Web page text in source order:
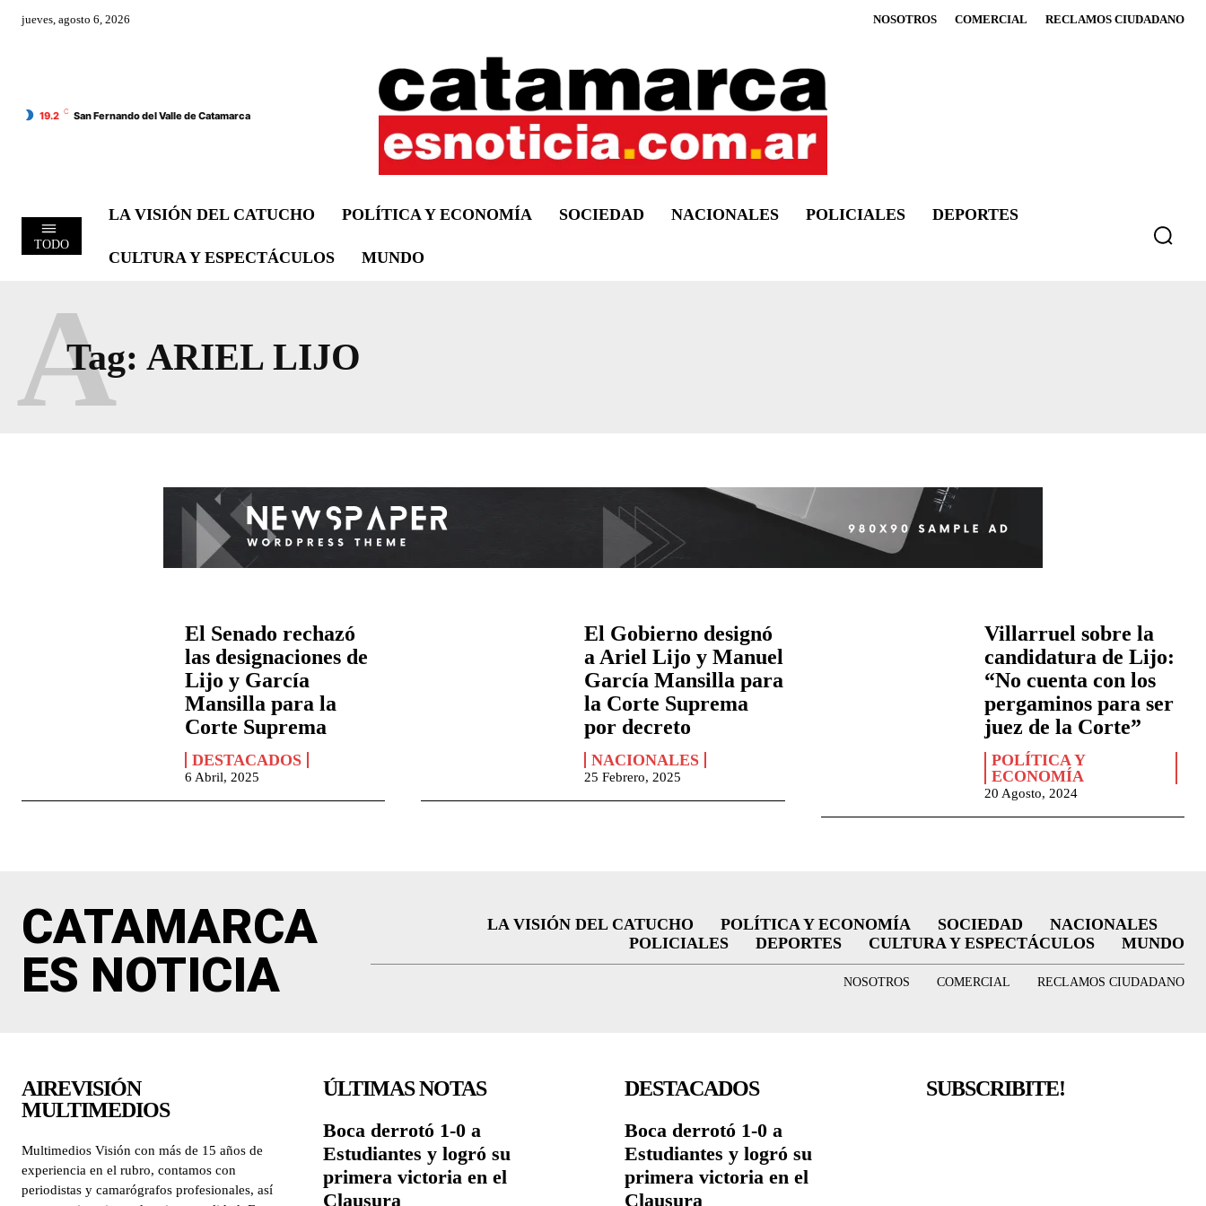
jueves, agosto 6, 2026 NOSOTROS COMERCIAL RECLAMOS CIUDADANO
19.2 C San Fernando del Valle de Catamarca
TODO
LA VISIÓN DEL CATUCHO POLÍTICA Y ECONOMÍA SOCIEDAD NACIONALES POLICIALES DEPORTES
CULTURA Y ESPECTÁCULOS MUNDO
Tag: ARIEL LIJO
A
El Senado rechazó
las designaciones de
Lijo y García
Mansilla para la
Corte Suprema
DESTACADOS
6 Abril, 2025
El Gobierno designó
a Ariel Lijo y Manuel
García Mansilla para
la Corte Suprema
por decreto
NACIONALES
25 Febrero, 2025
Villarruel sobre la
candidatura de Lijo:
“No cuenta con los
pergaminos para ser
juez de la Corte”
POLÍTICA Y
ECONOMÍA
20 Agosto, 2024
CATAMARCA
ES NOTICIA
LA VISIÓN DEL CATUCHO POLÍTICA Y ECONOMÍA SOCIEDAD
NACIONALES
POLICIALES
DEPORTES CULTURA Y ESPECTÁCULOS MUNDO
NOSOTROS COMERCIAL RECLAMOS CIUDADANO
AIREVISIÓN
MULTIMEDIOS
Multimedios Visión con más de 15 años de
experiencia en el rubro, contamos con
periodistas y camarógrafos profesionales, así
ÚLTIMAS NOTAS
Boca derrotó 1-0 a
Estudiantes y logró su
primera victoria en el
Clausura
DESTACADOS
Boca derrotó 1-0 a
Estudiantes y logró su
primera victoria en el
Clausura
SUBSCRIBITE!